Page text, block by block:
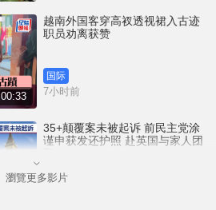
00:33
越南外国客穿高衩透视裙入古迹
职员劝离获赞
国际
7小时前
35+颠覆案未被起诉 前民主党涂
谨申获发还护照 赴英国与家人团
港闻
瀏覽更多影片